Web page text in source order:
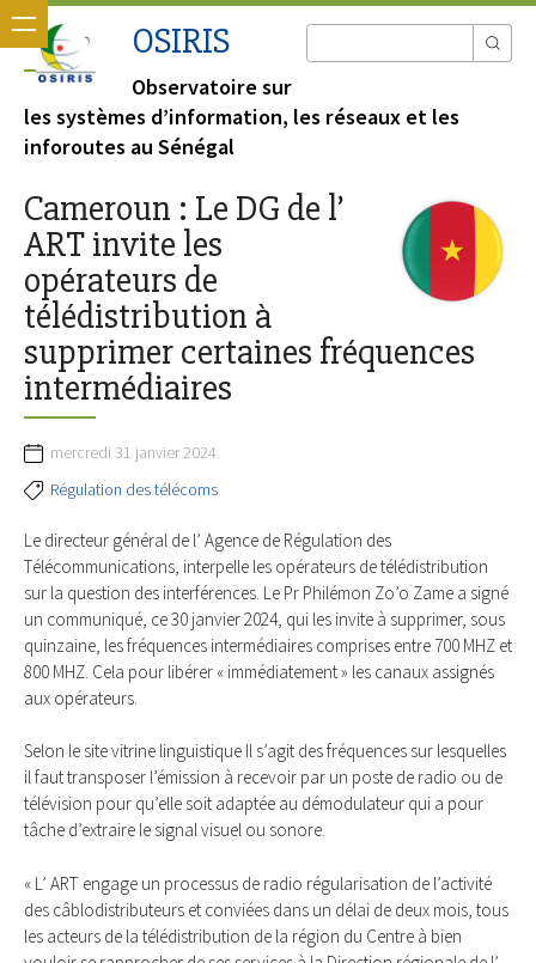
OSIRIS
Observatoire sur
les systèmes d’information, les réseaux et les
inforoutes au Sénégal
Cameroun : Le DG de l’
ART invite les
opérateurs de
télédistribution à
supprimer certaines fréquences
intermédiaires
mercredi 31 janvier 2024
Régulation des télécoms
Le directeur général de l’ Agence de Régulation des
Télécommunications, interpelle les opérateurs de télédistribution
sur la question des interférences. Le Pr Philémon Zo’o Zame a signé
un communiqué, ce 30 janvier 2024, qui les invite à supprimer, sous
quinzaine, les fréquences intermédiaires comprises entre 700 MHZ et
800 MHZ. Cela pour libérer « immédiatement » les canaux assignés
aux opérateurs.
Selon le site vitrine linguistique Il s’agit des fréquences sur lesquelles
il faut transposer l’émission à recevoir par un poste de radio ou de
télévision pour qu’elle soit adaptée au démodulateur qui a pour
tâche d’extraire le signal visuel ou sonore.
« L’ ART engage un processus de radio régularisation de l’activité
des câblodistributeurs et conviées dans un délai de deux mois, tous
les acteurs de la télédistribution de la région du Centre à bien